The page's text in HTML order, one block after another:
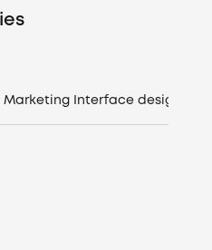
Login
Marketing Interface design